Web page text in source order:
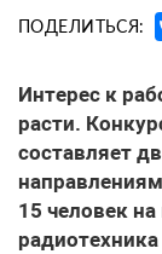
ПОДЕЛИТЬСЯ:
Интерес к
расти.
составляет
15 человек